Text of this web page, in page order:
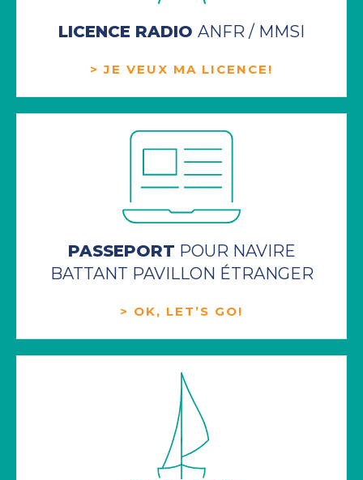
LICENCE RADIO ANFR / MMSI
> JE VEUX MA LICENCE!
PASSEPORT POUR NAVIRE
BATTANT PAVILLON ÉTRANGER
> OK, LET’S GO!